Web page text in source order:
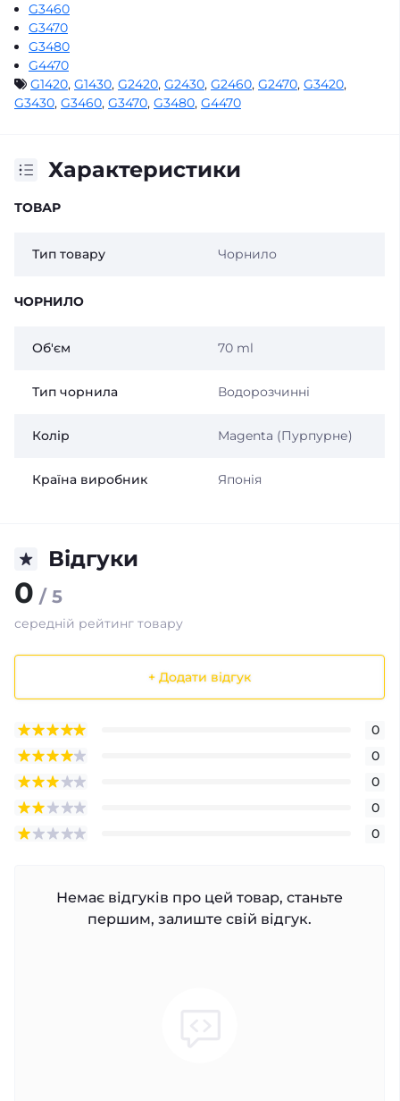
G3460
G3470
G3480
G4470
G1420, G1430, G2420, G2430, G2460, G2470, G3420,
G3430, G3460, G3470, G3480, G4470
Характеристики
ТОВАР
Тип товару Чорнило
ЧОРНИЛО
Об'єм 70 ml
Тип чорнила Водорозчинні
Колір Magenta (Пурпурне)
Країна виробник Японія
Відгуки
0 / 5
середній рейтинг товару
+ Додати відгук
0
0
0
0
0
Немає відгуків про цей товар, станьте
першим, залиште свій відгук.